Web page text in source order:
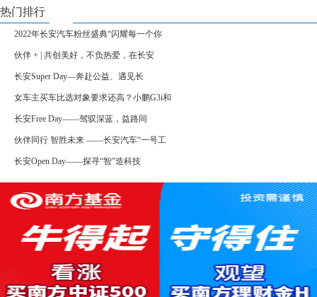
热门排行
2022年长安汽车粉丝盛典“闪耀每一个你
伙伴 + | 共创美好，不负热爱，在长安
长安Super Day—奔赴公益、遇见长
女车主买车比选对象要求还高？小鹏G3i和
长安Free Day——驾驭深蓝，益路同
伙伴同行 智胜未来 ——长安汽车“一号工
长安Open Day——探寻“智”造科技